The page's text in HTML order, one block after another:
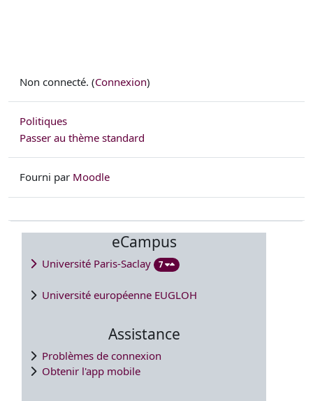
Non connecté. (Connexion)
Politiques
Passer au thème standard
Fourni par Moodle
eCampus
Université Paris-Saclay 7
Université européenne EUGLOH
Assistance
Problèmes de connexion
Obtenir l'app mobile